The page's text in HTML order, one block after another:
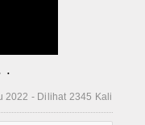
.
2022 - Dilihat 2345 Kali